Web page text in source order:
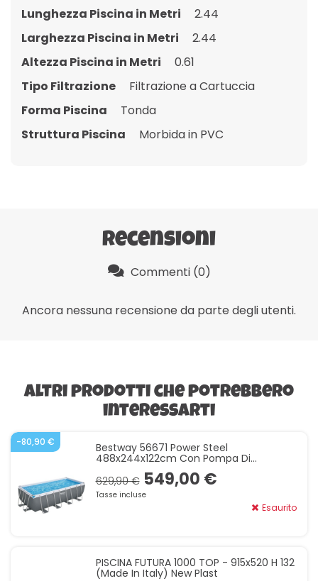
Lunghezza Piscina in Metri
2.44
Larghezza Piscina in Metri
2.44
Altezza Piscina in Metri
0.61
Tipo Filtrazione
Filtrazione a Cartuccia
Forma Piscina
Tonda
Struttura Piscina
Morbida in PVC
Recensioni
Commenti (0)
Ancora nessuna recensione da parte degli utenti.
Altri prodotti che potrebbero
interessarti
-80,90 € Bestway 56671 Power Steel
488x244x122cm Con Pompa Di
Filtrazione A Sabbia, Scaletta, Telo Di
Copertura
629,90 € 549,00 €
Tasse incluse
Esaurito
PISCINA FUTURA 1000 TOP - 915x520 H 132
(made In Italy) New Plast